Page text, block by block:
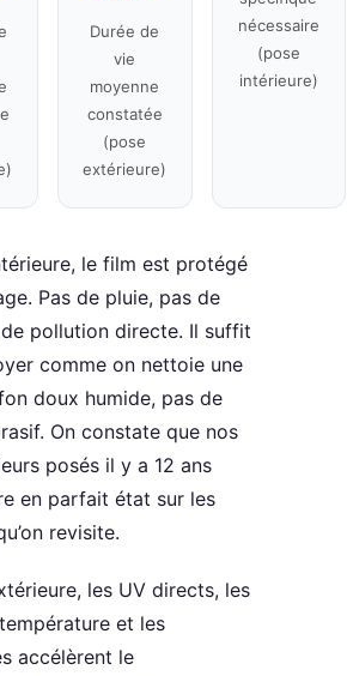
Durée de
vie
moyenne
constatée
(pose
extérieure)
nécessaire
(pose
intérieure)
le film est protégé
Pas de pluie, pas de
pollution directe. Il suffit
comme on nettoie une
doux humide, pas de
On constate que nos
posés il y a 12 ans
en parfait état sur les
revisite.
les UV directs, les
et les
accélèrent le